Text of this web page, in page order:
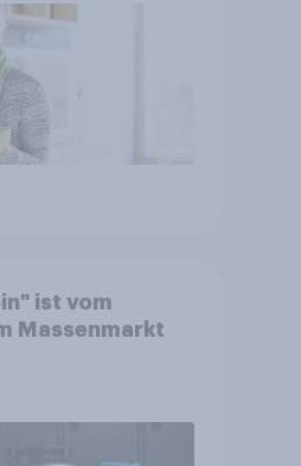
ist vom
Massenmarkt